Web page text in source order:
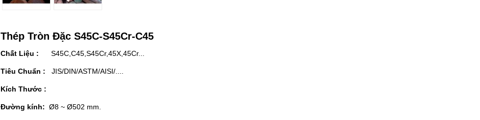
Thép Tròn Đặc S45C-S45Cr-C45
Chất Liệu : S45C,C45,S45Cr,45X,45Cr...
Tiêu Chuẩn : JIS/DIN/ASTM/AISI/....
Kích Thước :
Đường kính: Ø8 ~ Ø502 mm.